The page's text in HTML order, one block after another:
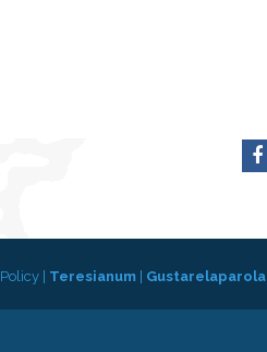
Teresianum Gustarelaparola